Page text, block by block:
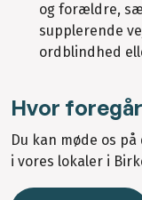
og forældre,
supplerende
ordblindhed
Hvor
Du kan møde os
i vores lokaler i